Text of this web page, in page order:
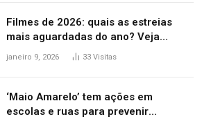
Filmes de 2026: quais as estreias
mais aguardadas do ano? Veja
principais lançamentos do cinema
janeiro 9, 2026 33 Visitas
‘Maio Amarelo’ tem ações em
escolas e ruas para prevenir